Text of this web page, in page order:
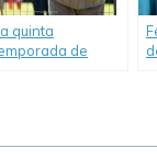
quinta
de